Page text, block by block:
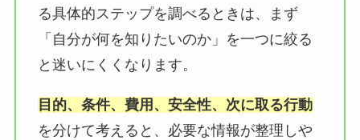
る具体的ステップを調べるときは、まず
「自分が何を知りたいのか」を一つに絞る
と迷いにくくなります。
目的、条件、費用、安全性、次に取る行動
を分けて考えると、必要な情報が整理しや